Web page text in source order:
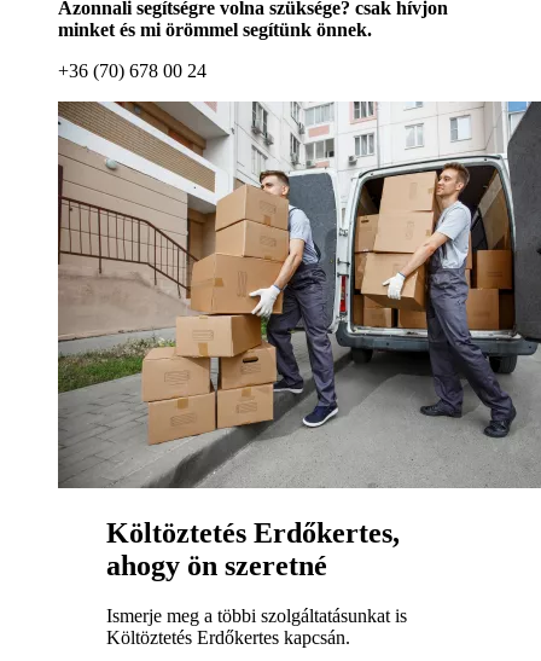
Azonnali segítségre volna szüksége? csak hívjon
minket és mi örömmel segítünk önnek.
+36 (70) 678 00 24
Költöztetés Erdőkertes,
ahogy ön szeretné
Ismerje meg a többi szolgáltatásunkat is
Költöztetés Erdőkertes kapcsán.